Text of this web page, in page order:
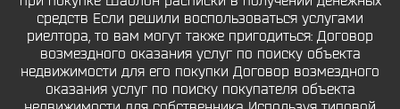
средств Если решили воспользоваться услугами
риелтора, то вам могут также пригодиться: Договор
возмездного оказания услуг по поиску объекта
недвижимости для его покупки Договор возмездного
оказания услуг по поиску покупателя объекта